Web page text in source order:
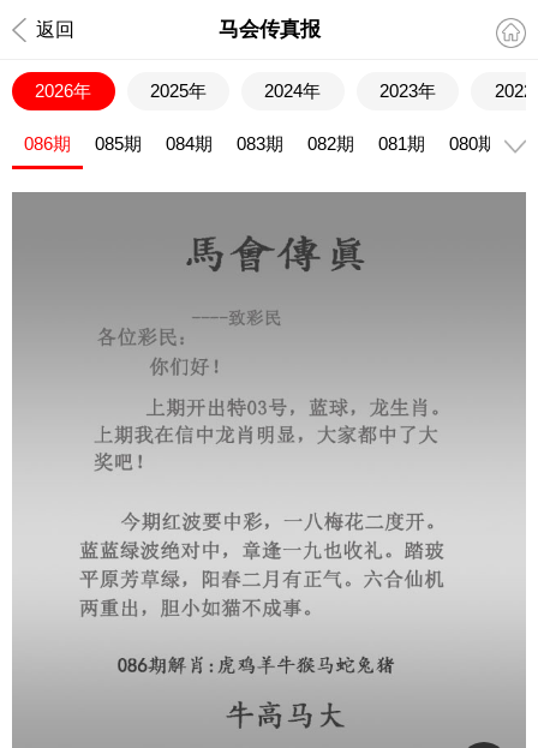
返回 马会传真报
2026年 2025年 2024年 2023年 2022
086期 085期 084期 083期 082期 081期 080期